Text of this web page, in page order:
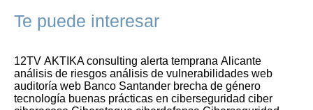
Te puede interesar
12TV AKTIKA consulting alerta temprana Alicante
análisis de riesgos análisis de vulnerabilidades web
auditoría web Banco Santander brecha de género
tecnología buenas prácticas en ciberseguridad ciber